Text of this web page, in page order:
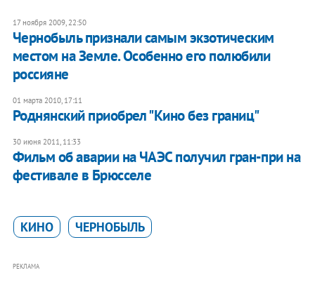
17 ноября 2009, 22:50
Чернобыль признали самым экзотическим
местом на Земле. Особенно его полюбили
россияне
01 марта 2010, 17:11
Роднянский приобрел "Кино без границ"
30 июня 2011, 11:33
Фильм об аварии на ЧАЭС получил гран-при на
фестивале в Брюсселе
КИНО ЧЕРНОБЫЛЬ
РЕКЛАМА